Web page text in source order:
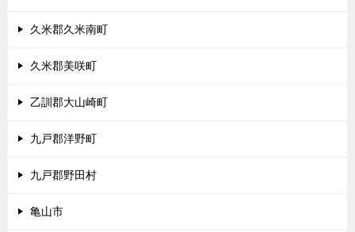
久米郡久米南町
久米郡美咲町
乙訓郡大山崎町
九戸郡洋野町
九戸郡野田村
亀山市